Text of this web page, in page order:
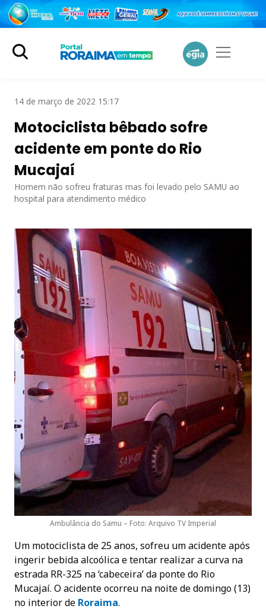
14 de março de 2022 15:17
Motociclista bêbado sofre
acidente em ponte do Rio
Mucajaí
Homem não sofreu fraturas mas foi levado pelo SAMU ao
hospital para atendimento médico
Ambulância do Samu – Foto: Arquivo TV Imperial
Um motociclista de 25 anos, sofreu um acidente após
ingerir bebida alcoólica e tentar realizar a curva na
estrada RR-325 na ‘cabeceira’ da ponte do Rio
Mucajaí. O acidente ocorreu na noite de domingo (13)
no interior de Roraima.